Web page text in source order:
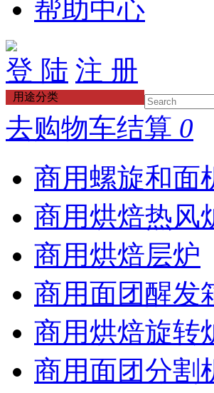
帮助中心
登 陆 注 册
用途分类
去购物车结算 0
商用螺旋和面
商用烘焙热风
商用烘焙层炉
商用面团醒发
商用烘焙旋转
商用面团分割